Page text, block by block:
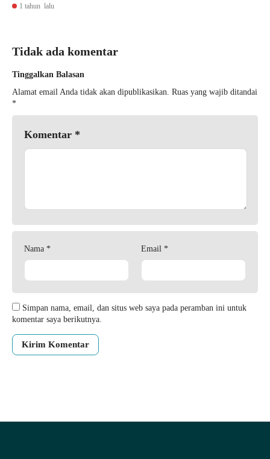
1 tahun lalu
Tidak ada komentar
Tinggalkan Balasan
Alamat email Anda tidak akan dipublikasikan. Ruas yang wajib ditandai
*
Komentar *
Nama * Email *
Simpan nama, email, dan situs web saya pada peramban ini untuk
komentar saya berikutnya.